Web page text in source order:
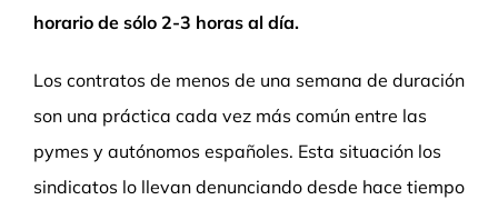
horario de sólo 2-3 horas al día.
Los contratos de menos de una semana de duración
son una práctica cada vez más común entre las
pymes y autónomos españoles. Esta situación los
sindicatos lo llevan denunciando desde hace tiempo